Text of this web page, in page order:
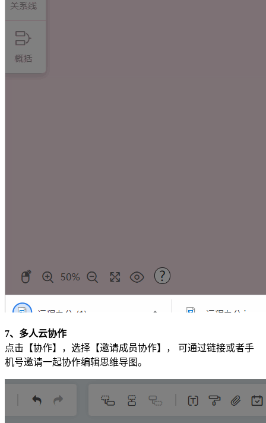
7、多人云协作
点击【协作】，选择【邀请成员协作】， 可通过链接或者手
机号邀请一起协作编辑思维导图。